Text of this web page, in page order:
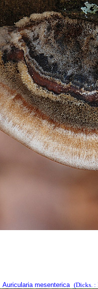
Auricularia mesenterica (Dicks. :